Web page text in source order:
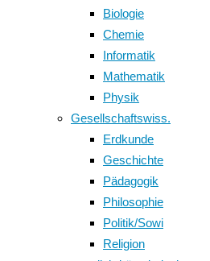
Biologie
Chemie
Informatik
Mathematik
Physik
Gesellschaftswiss.
Erdkunde
Geschichte
Pädagogik
Philosophie
Politik/Sowi
Religion